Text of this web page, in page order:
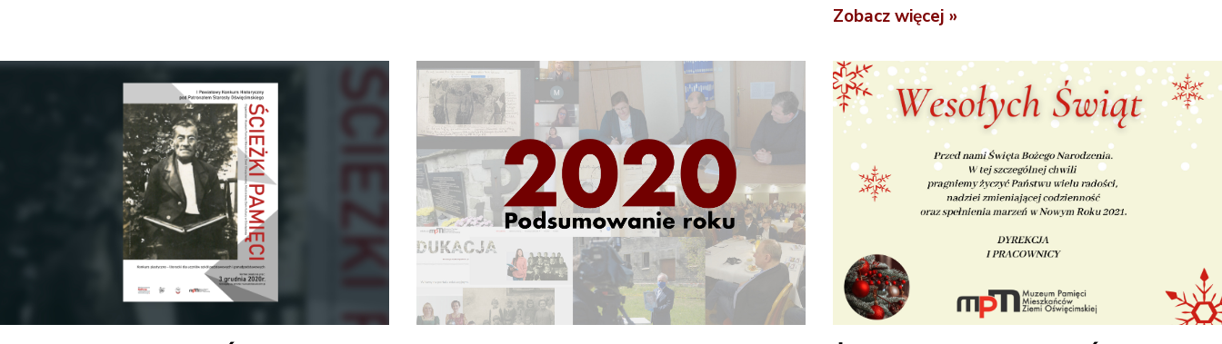
Zobacz więcej »